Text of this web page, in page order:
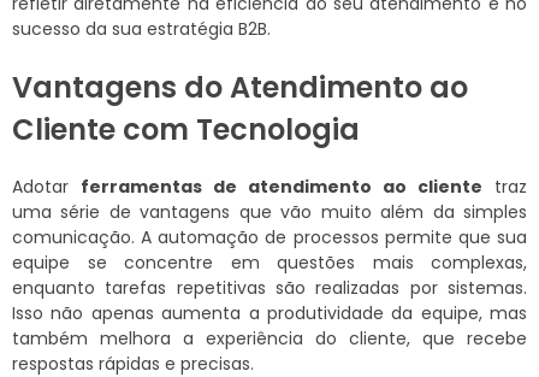
sucesso da sua estratégia B2B.
Vantagens do Atendimento ao
Cliente com Tecnologia
Adotar ferramentas de atendimento ao cliente traz
uma série de vantagens que vão muito além da simples
comunicação. A automação de processos permite que sua
equipe se concentre em questões mais complexas,
enquanto tarefas repetitivas são realizadas por sistemas.
Isso não apenas aumenta a produtividade da equipe, mas
também melhora a experiência do cliente, que recebe
respostas rápidas e precisas.